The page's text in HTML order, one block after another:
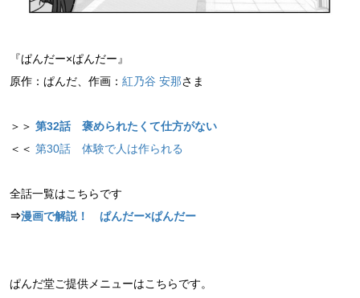
『ぱんだー×ぱんだー』
原作：ぱんだ、作画： 紅乃谷 安那さま
＞＞ 第32話 褒められたくて仕方がない
＜＜ 第30話 体験で人は作られる
全話一覧はこちらです
⇒漫画で解説！ ぱんだー×ぱんだー
ぱんだ堂ご提供メニューはこちらです。